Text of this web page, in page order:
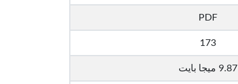
PDF
173
9.87 ميجا بايت